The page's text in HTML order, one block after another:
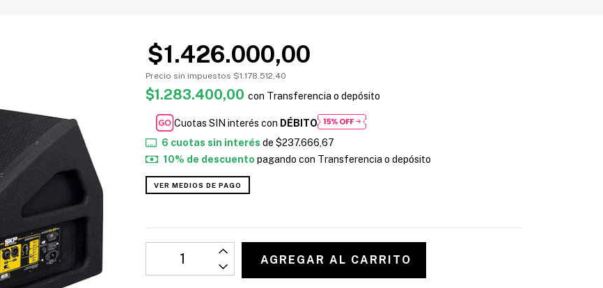
$1.426.000,00
Precio sin impuestos $1.178.512,40
$1.283.400,00 con Transferencia o depósito
Cuotas SIN interés con DÉBITO
6 cuotas sin interés de $237.666,67
10% de descuento pagando con Transferencia o depósito
VER MEDIOS DE PAGO